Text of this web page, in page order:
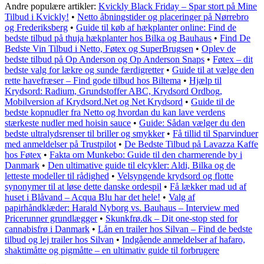
Andre populære artikler: Kvickly Black Friday – Spar stort på Mine
Tilbud i Kvickly! • Netto åbningstider og placeringer på Nørrebro
og Frederiksberg • Guide til køb af hækplanter online: Find de
bedste tilbud på thuja hækplanter hos Bilka og Bauhaus • Find De
Bedste Vin Tilbud i Netto, Føtex og SuperBrugsen • Oplev de
bedste tilbud på Op Anderson og Op Anderson Snaps • Føtex – dit
bedste valg for lækre og sunde færdigretter• Guide til at vælge den
rette havefræser – Find gode tilbud hos Biltema • Hjælp til
Krydsord: Radium, Grundstoffer ABC, Krydsord Ordbog,
Mobilversion af Krydsord.Net og Net Krydsord • Guide til de
bedste kopnudler fra Netto og hvordan du kan lave verdens
stærkeste nudler med hoisin sauce • Guide: Sådan vælger du den
bedste ultralydsrenser til briller og smykker• Få tillid til Sparvinduer
med anmeldelser på Trustpilot • De Bedste Tilbud på Lavazza Kaffe
hos Føtex • Fakta om Munkebo: Guide til den charmerende by i
Danmark • Den ultimative guide til elcykler: Aldi, Bilka og de
letteste modeller til rådighed • Velsyngende krydsord og flotte
synonymer til at løse dette danske ordespil • Få lækker mad ud af
huset i Blåvand – Acqua Blu har det hele! • Valg af
papirhåndklæder: Harald Nyborg vs. Bauhaus – Interview med
Pricerunner grundlægger• Skunkfrø.dk – Dit one-stop sted for
cannabisfrø i Danmark • Lån en trailer hos Silvan – Find de bedste
tilbud og lej trailer hos Silvan • Indgående anmeldelser af hafaro,
shaktimåtte og pigmåtte – en ultimativ guide til forbrugere